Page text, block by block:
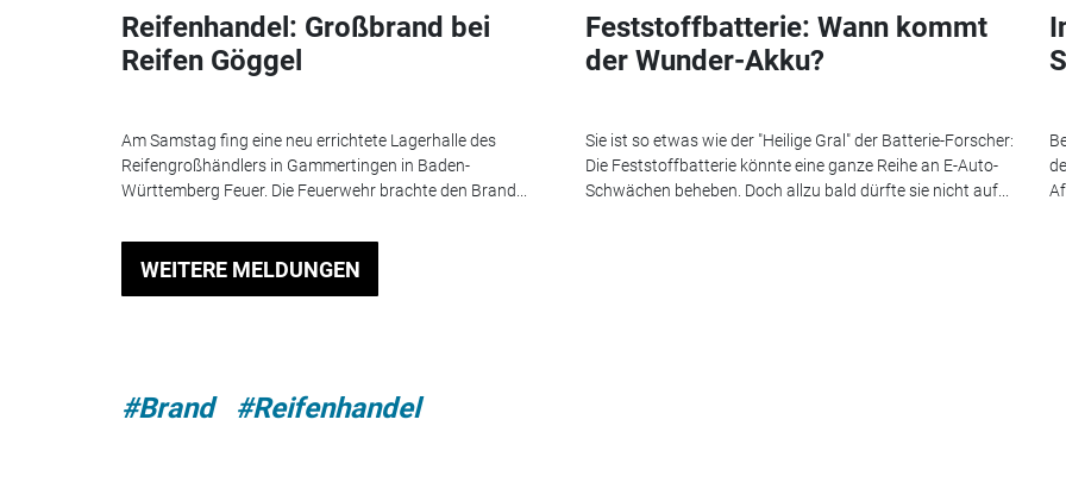
Reifenhandel: Großbrand bei
Reifen Göggel
Am Samstag fing eine neu errichtete Lagerhalle des
Reifengroßhändlers in Gammertingen in Baden-
Württemberg Feuer. Die Feuerwehr brachte den Brand...
Feststoffbatterie: Wann kommt
der Wunder-Akku?
Sie ist so etwas wie der "Heilige Gral" der Batterie-Forscher:
Die Feststoffbatterie könnte eine ganze Reihe an E-Auto-
Schwächen beheben. Doch allzu bald dürfte sie nicht auf...
WEITERE MELDUNGEN
#Brand #Reifenhandel